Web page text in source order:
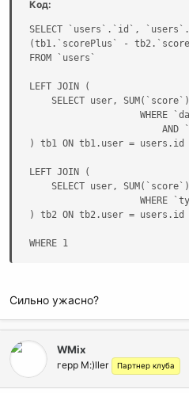
Код:
SELECT `users`.`id`,
(tb1.`scorePlus` -
FROM `users`
LEFT JOIN (
SELECT user,
WHERE
AND
) tb1 ON tb1.user = users.id
LEFT JOIN (
SELECT user,
WHERE
) tb2 ON tb2.user = users.id
WHERE 1
Сильно ужасно?
WMix
герр M:)ller Партнер клуба